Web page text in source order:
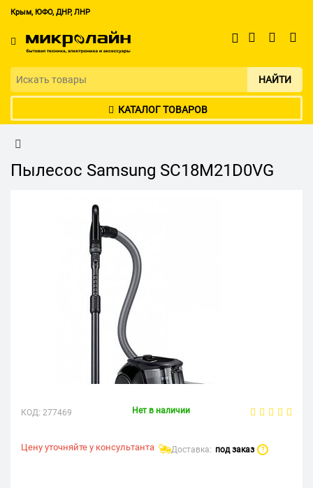
Крым, ЮФО, ДНР, ЛНР
НАЙТИ
КАТАЛОГ ТОВАРОВ
Пылесос Samsung SC18M21D0VG
КОД: 277469 Нет в наличии
Цену уточняйте у консультанта Доставка: под заказ ?